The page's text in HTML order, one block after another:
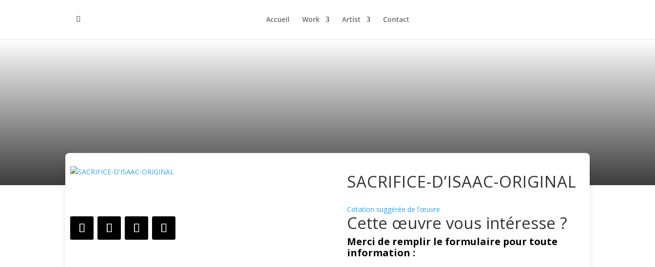
Accueil Work Artist Contact
SACRIFICE-D’ISAAC-ORIGINAL
Cotation suggérée de l’œuvre
Cette œuvre vous intéresse ?
Merci de remplir le formulaire pour toute
information :